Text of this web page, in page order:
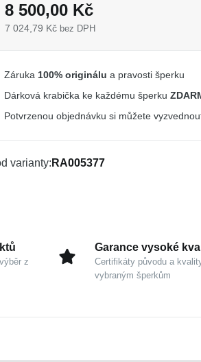
8 500,00 Kč
7 024,79 Kč bez DPH
Záruka 100% originálu a pravosti šperku
Dárková krabička ke každému šperku
Potvrzenou objednávku si můžete
varianty RA005377
z
Garance vysoké
Certifikáty původu a
vybraným šperkům